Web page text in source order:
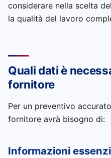
considerare nella scelta
la qualità del lavoro
Quali dati è
fornitore
Per un preventivo
fornitore avrà bisogno di:
Informazioni